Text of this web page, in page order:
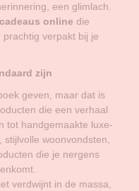
een glimlach.
online die
verpakt bij je
zijn
geven, maar dat is
die een verhaal
tot handgemaakte luxe-
woonvondsten,
die je nergens
verdwijnt in de massa,